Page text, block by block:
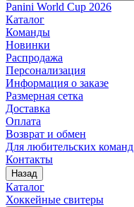
Panini World Cup 2026
Каталог
Команды
Новинки
Распродажа
Персонализация
Информация о заказе
Размерная сетка
Доставка
Оплата
Возврат и обмен
Для любительских команд
Контакты
Назад
Каталог
Хоккейные свитеры